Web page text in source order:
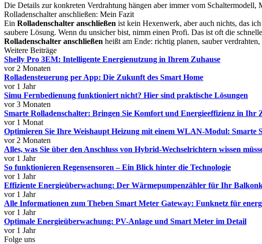
Die Details zur konkreten Verdrahtung hängen aber immer vom Schaltermodell,
Rolladenschalter anschließen: Mein Fazit
Ein Rolladenschalter anschließen ist kein Hexenwerk, aber auch nichts, das
saubere Lösung. Wenn du unsicher bist, nimm einen Profi. Das ist oft die
Rolladenschalter anschließen heißt am Ende: richtig planen, sauber
Weitere Beiträge
Shelly Pro 3EM: Intelligente Energienutzung in Ihrem Zuhause
vor 2 Monaten
Rolladensteuerung per App: Die Zukunft des Smart Home
vor 1 Jahr
Simu Fernbedienung funktioniert nicht? Hier sind praktische Lösungen
vor 3 Monaten
Smarte Rolladenschalter: Bringen Sie Komfort und Energieeffizienz in Ihr
vor 1 Monat
Optimieren Sie Ihre Weishaupt Heizung mit einem WLAN-Modul:
vor 2 Monaten
Alles, was Sie über den Anschluss von Hybrid-Wechselrichtern wissen
vor 1 Jahr
So funktionieren Regensensoren – Ein Blick hinter die Technologie
vor 1 Jahr
Effiziente Energieüberwachung: Der Wärmepumpenzähler für Ihr
vor 1 Jahr
Alle Informationen zum Theben Smart Meter Gateway: Funknetz für
vor 1 Jahr
Optimale Energieüberwachung: PV-Anlage und Smart Meter im Detail
vor 1 Jahr
Folge uns